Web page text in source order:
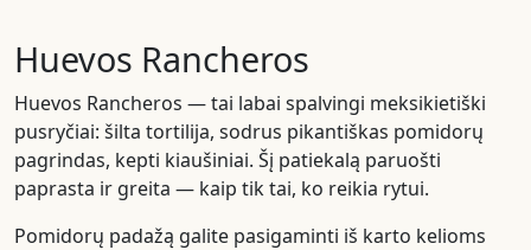
Huevos Rancheros
Huevos Rancheros — tai labai spalvingi meksikietiški
pusryčiai: šilta tortilija, sodrus pikantiškas pomidorų
pagrindas, kepti kiaušiniai. Šį patiekalą paruošti
paprasta ir greita — kaip tik tai, ko reikia rytui.
Pomidorų padažą galite pasigaminti iš karto kelioms